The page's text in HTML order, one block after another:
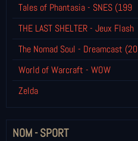
Tales of Phantasia - SNES (199
THE LAST SHELTER - Jeux Flash
The Nomad Soul - Dreamcast (20
World of Warcraft - WOW
Zelda
NOM - SPORT